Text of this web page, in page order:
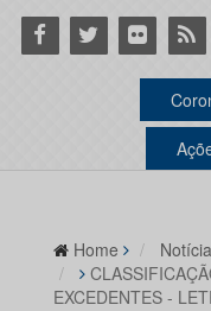
Facebook
Twitter Flickr RSS
Home
EXCEDENTES -